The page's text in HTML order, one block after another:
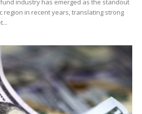
industry has emerged as the standout
region in recent years, translating strong